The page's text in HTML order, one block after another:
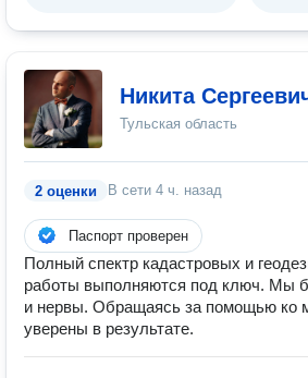
Никита
Тульская область
2 оценки В сети 4 ч. назад
Паспорт проверен
Полный спектр кадастровых и
работы выполняются под ключ. Мы
и нервы. Обращаясь за помощью ко
уверены в результате.